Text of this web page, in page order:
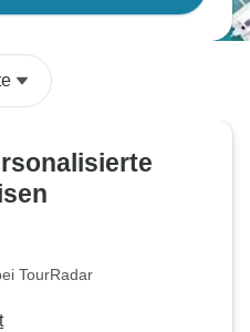
TourRadar